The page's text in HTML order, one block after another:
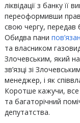
ліквідації з банку
переоформивши
свою чергу, передав
Обидва пани
та власником
Злочевським, який
зв’язці зі
менеджер, і як
Коротше кажучи,
та багаторічний
депутатства.